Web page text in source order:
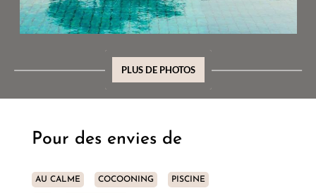
PLUS DE PHOTOS
Pour des envies de
AU CALME COCOONING PISCINE